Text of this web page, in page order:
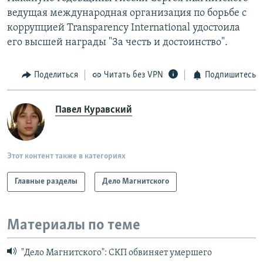
ведущая международная организация по борьбе с
коррупцией Transparency International удостоила
его высшей награды "За честь и достоинство".
Поделиться Читать без VPN Подпишитесь
Павел Куравский
Этот контент также в категориях
Главные разделы Дело Магнитского
Материалы по теме
"Дело Магнитского": СКП обвиняет умершего